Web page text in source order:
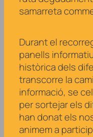
samarreta
Durant el
panells
històrica dels
transcorre la
informació, se
per sortejar els
han donat els
animem a